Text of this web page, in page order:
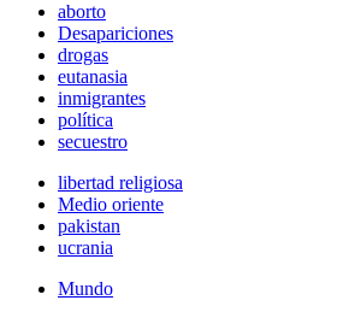
aborto
Desapariciones
drogas
eutanasia
inmigrantes
política
secuestro
libertad religiosa
Medio oriente
pakistan
ucrania
Mundo